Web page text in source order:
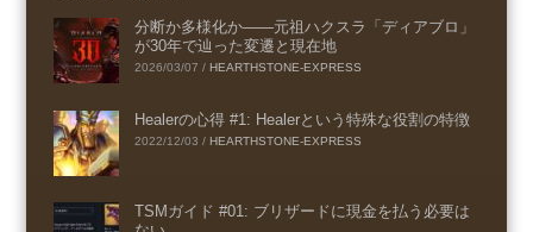
分断か多様化か――元祖ハクスラ「ディアブロ」
が30年で辿った変遷と現在地
2026/03/07 / HEARTHSTONE-EXPRESS
Healerの心得 #1: Healerという特殊な役割の特徴
2022/12/03 / HEARTHSTONE-EXPRESS
TSMガイド #01: ブリザードに現金を払う必要は